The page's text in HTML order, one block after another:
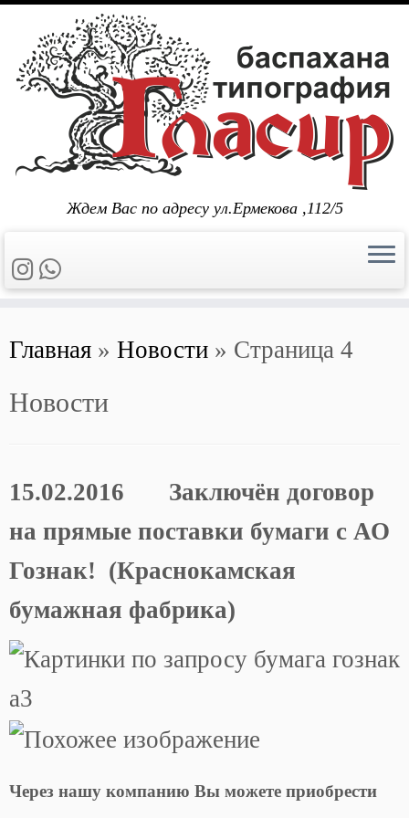
content
Ждем Вас по адресу ул.Ермекова ,112/5
Главная » Новости » Страница 4
Новости
15.02.2016 Заключён договор
на прямые поставки бумаги с АО
Гознак! (Краснокамская
бумажная фабрика)
Через нашу компанию Вы можете приобрести